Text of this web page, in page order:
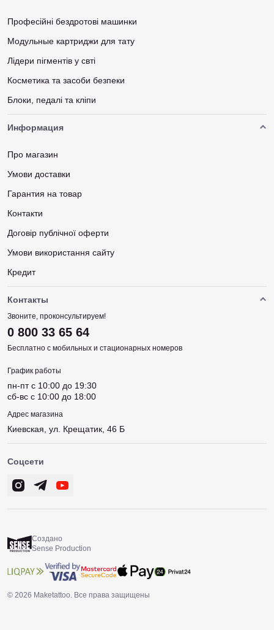
Професійні бездротові машинки
Модульные картриджи для тату
Лідери пігментів у свті
Косметика та засоби безпеки
Блоки, педалі та кліпи
Информация
Про магазин
Умови доставки
Гарантия на товар
Контакти
Договір публічної оферти
Умови використання сайту
Кредит
Контакты
Звоните, проконсультируем!
0 800 33 65 64
Бесплатно с мобильных и стационарных номеров
График работы
пн-пт c 10:00 до 19:30
сб-вс c 10:00 до 18:00
Адрес магазина
Киевская, ул. Крещатик, 46 Б
Соцсети
Создано
Sense Production
© 2026 Maketattoo. Все права защищены